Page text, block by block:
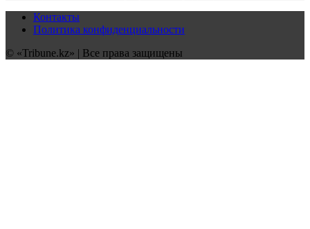
Контакты
Политика конфиденциальности
© «Tribune.kz» | Все права защищены